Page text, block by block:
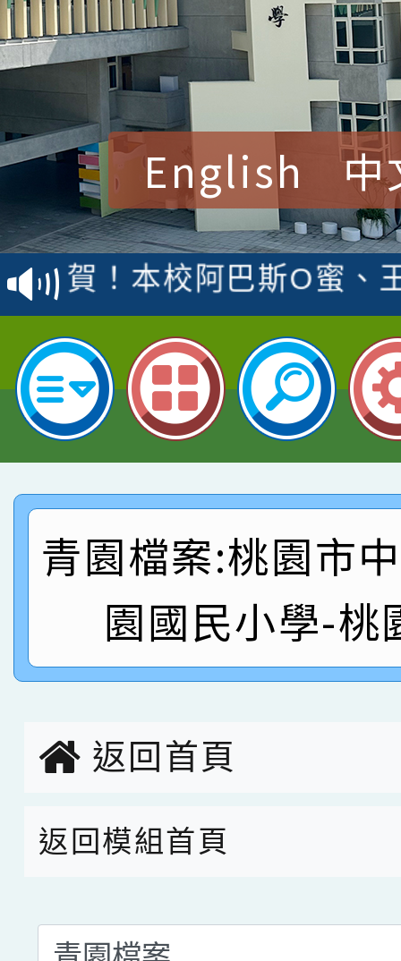
English 中
賀！本校參加桃園市中
賽 洪綺君教師榮獲社
名
賀！本校阿巴斯O蜜、
倩參加桃園市科展 國
名 指導老師王老師、
賀！本校四年二班張O
園市英語競賽國小朗讀
指導老師林老師
賀！本校參加桃園市中
賽 劉文瑛教師榮獲教
臺灣台語-第二名
賀！本校參與2026世
市賽榮獲科學小創客佳
創客第三名。
賀！本校參加桃園市中
賽 洪綺君教師榮獲社
名
賀！本校阿巴斯O蜜、
倩參加桃園市科展 國
名 指導老師王老師、
賀！本校四年二班張O
園市英語競賽國小朗
指導老師林老師
賀！本校參加桃園市中
賽 劉文瑛教師榮獲教
賀！本校參與2026世
創客第三名。
青園檔案:桃園市
園國民小學-桃
返回首頁
返回模組首頁